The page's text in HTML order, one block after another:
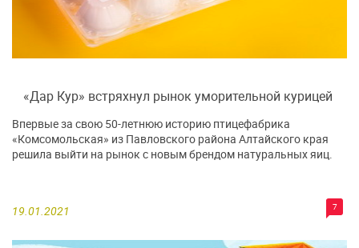
«Дар Кур» встряхнул рынок уморительной курицей
19.01.2021 7
Впервые за свою 50-летнюю историю птицефабрика
«Комсомольская» из Павловского района Алтайского края
решила выйти на рынок с новым брендом натуральных яиц.